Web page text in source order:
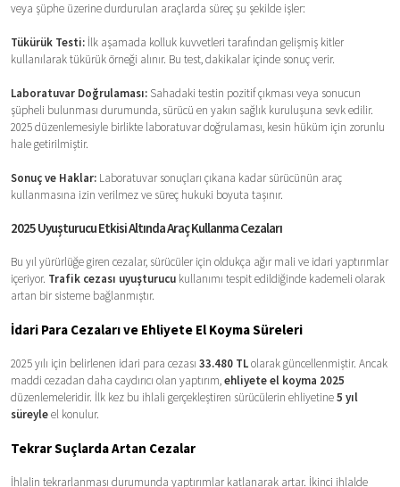
veya şüphe üzerine durdurulan araçlarda süreç şu şekilde işler:
Tükürük Testi: İlk aşamada kolluk kuvvetleri tarafından gelişmiş kitler
kullanılarak tükürük örneği alınır. Bu test, dakikalar içinde sonuç verir.
Laboratuvar Doğrulaması: Sahadaki testin pozitif çıkması veya sonucun
şüpheli bulunması durumunda, sürücü en yakın sağlık kuruluşuna sevk edilir.
2025 düzenlemesiyle birlikte laboratuvar doğrulaması, kesin hüküm için zorunlu
hale getirilmiştir.
Sonuç ve Haklar: Laboratuvar sonuçları çıkana kadar sürücünün araç
kullanmasına izin verilmez ve süreç hukuki boyuta taşınır.
2025 Uyuşturucu Etkisi Altında Araç Kullanma Cezaları
Bu yıl yürürlüğe giren cezalar, sürücüler için oldukça ağır mali ve idari yaptırımlar
içeriyor. Trafik cezası uyuşturucu kullanımı tespit edildiğinde kademeli olarak
artan bir sisteme bağlanmıştır.
İdari Para Cezaları ve Ehliyete El Koyma Süreleri
2025 yılı için belirlenen idari para cezası 33.480 TLolarak güncellenmiştir. Ancak
maddi cezadan daha caydırıcı olan yaptırım,ehliyete el koyma 2025
düzenlemeleridir. İlk kez bu ihlali gerçekleştiren sürücülerin ehliyetine5 yıl
süreyleel konulur.
Tekrar Suçlarda Artan Cezalar
İhlalin tekrarlanması durumunda yaptırımlar katlanarak artar. İkinci ihlalde